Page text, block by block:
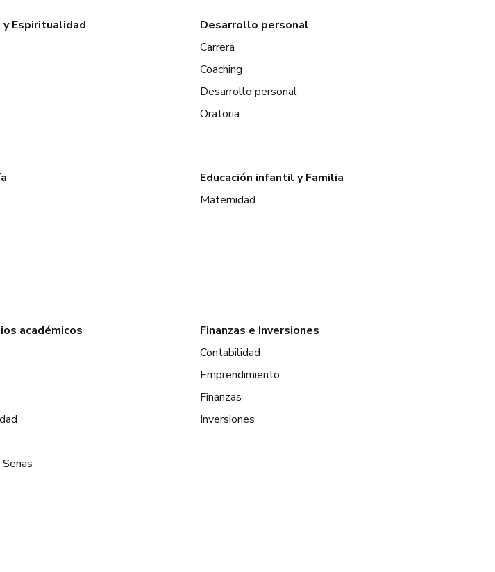
Espiritualidad
Desarrollo personal
Carrera
Coaching
Desarrollo personal
Oratoria
Educación infantil y Familia
Maternidad
académicos
Finanzas e Inversiones
Contabilidad
Emprendimiento
Finanzas
Inversiones